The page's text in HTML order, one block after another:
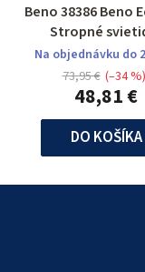
Beno 38386 Beno
Stropné
Na objednávku do
48,81 €
73,95 € (–34 %)
DO KOŠÍKA